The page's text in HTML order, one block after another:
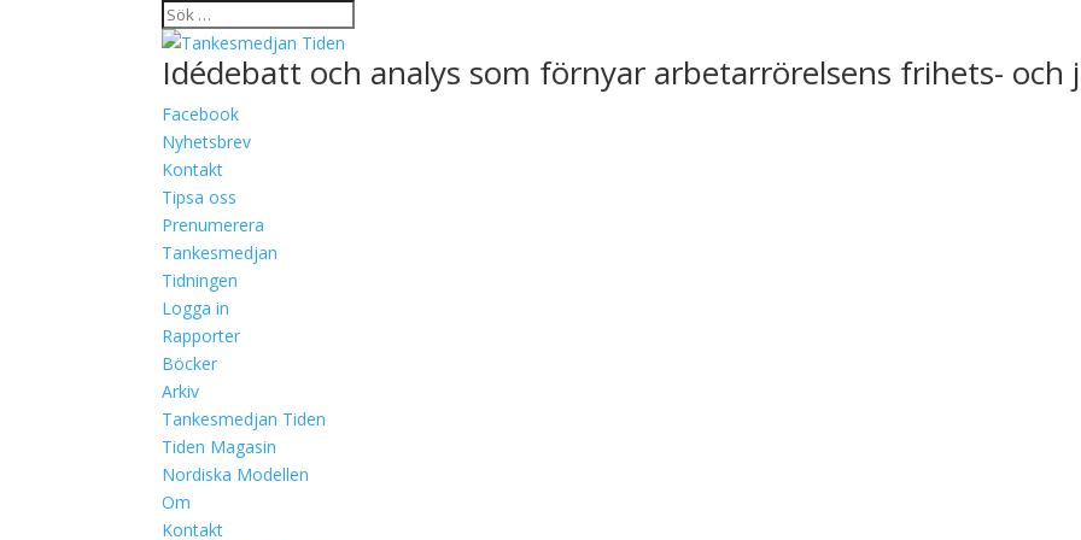
Idédebatt och analys som förnyar arbetarrörelsens frihets- och
Facebook
Nyhetsbrev
Kontakt
Tipsa oss
Prenumerera
Tankesmedjan
Tidningen
Logga in
Rapporter
Böcker
Arkiv
Tankesmedjan Tiden
Tiden Magasin
Nordiska Modellen
Om
Kontakt